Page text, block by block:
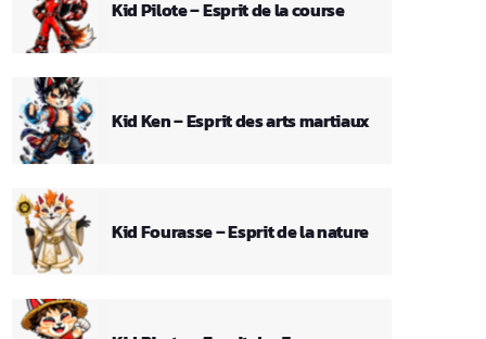
Kid Pilote – Esprit de la course
Kid Ken – Esprit des arts martiaux
Kid Fourasse – Esprit de la nature